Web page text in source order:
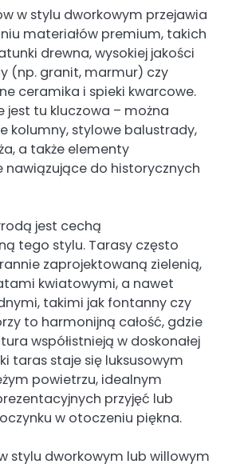
w stylu dworkowym przejawia
materiałów premium, takich
drewna, wysokiej jakości
(np. granit, marmur) czy
ceramika i spieki kwarcowe.
jest tu kluczowa – można
kolumny, stylowe balustrady,
a także elementy
do historycznych
jest cechą
tego stylu. Tarasy często
zaprojektowaną zielenią,
kwiatowymi, a nawet
takimi jak fontanny czy
to harmonijną całość, gdzie
współistnieją w doskonałej
taras staje się luksusowym
powietrzu, idealnym
przyjęć lub
w otoczeniu piękna.
stylu dworkowym lub willowym